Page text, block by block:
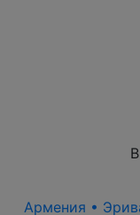
Армения •